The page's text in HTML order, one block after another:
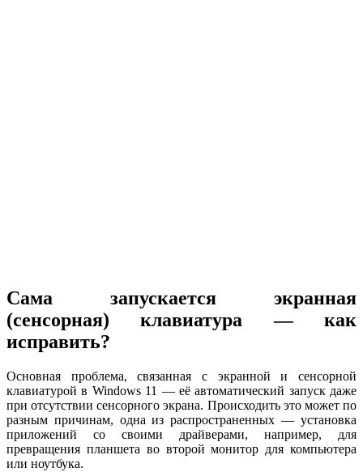
Сама запускается экранная
(сенсорная) клавиатура — как
исправить?
Основная проблема, связанная с экранной и сенсорной
клавиатурой в Windows 11 — её автоматический запуск даже
при отсутствии сенсорного экрана. Происходить это может по
разным причинам, одна из распространенных — установка
приложений со своими драйверами, например, для
превращения планшета во второй монитор для компьютера
или ноутбука.